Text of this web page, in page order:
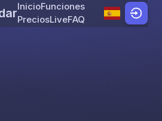
Skip to content
InicioFunciones
PreciosLiveFAQ